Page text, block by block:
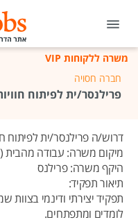
משרה ללקוחות VIP
חברה חסויה
פרילנסר/ית לפיתוח
דרוש/ה פרילנסר/ית לפיתוח
מיקום משרה: עבודה מהבית (80%)
היקף משרה: פרילנס
תיאור תפקיד:
תפקיד יצירתי ודינמי
לומדים ומתפתחים.